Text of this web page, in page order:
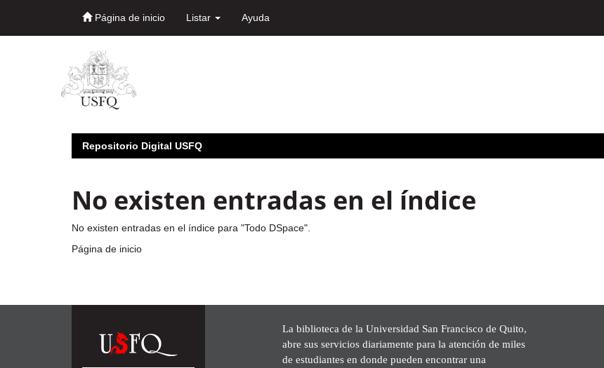
Página de inicio Listar Ayuda
Repositorio Digital USFQ
No existen entradas en el índice
No existen entradas en el índice para "Todo DSpace".
Página de inicio
La biblioteca de la Universidad San Francisco de Quito,
abre sus servicios diariamente para la atención de miles
de estudiantes en donde pueden encontrar una